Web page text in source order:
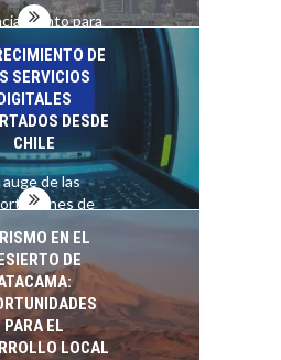
para
en Chile:
que
el
crédito…
DE
SERVICIOS
DIGITALES
DESDE
CHILE
auge de las
de
Chile:…EN EL
DE
PARA EL
LOCAL